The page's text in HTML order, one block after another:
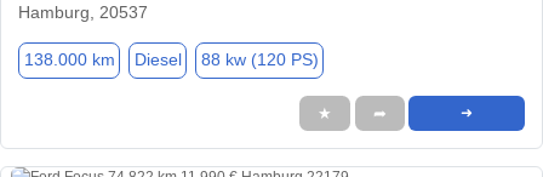
Hamburg, 20537
138.000 km Diesel 88 kw (120 PS)
★ ➦ ➜